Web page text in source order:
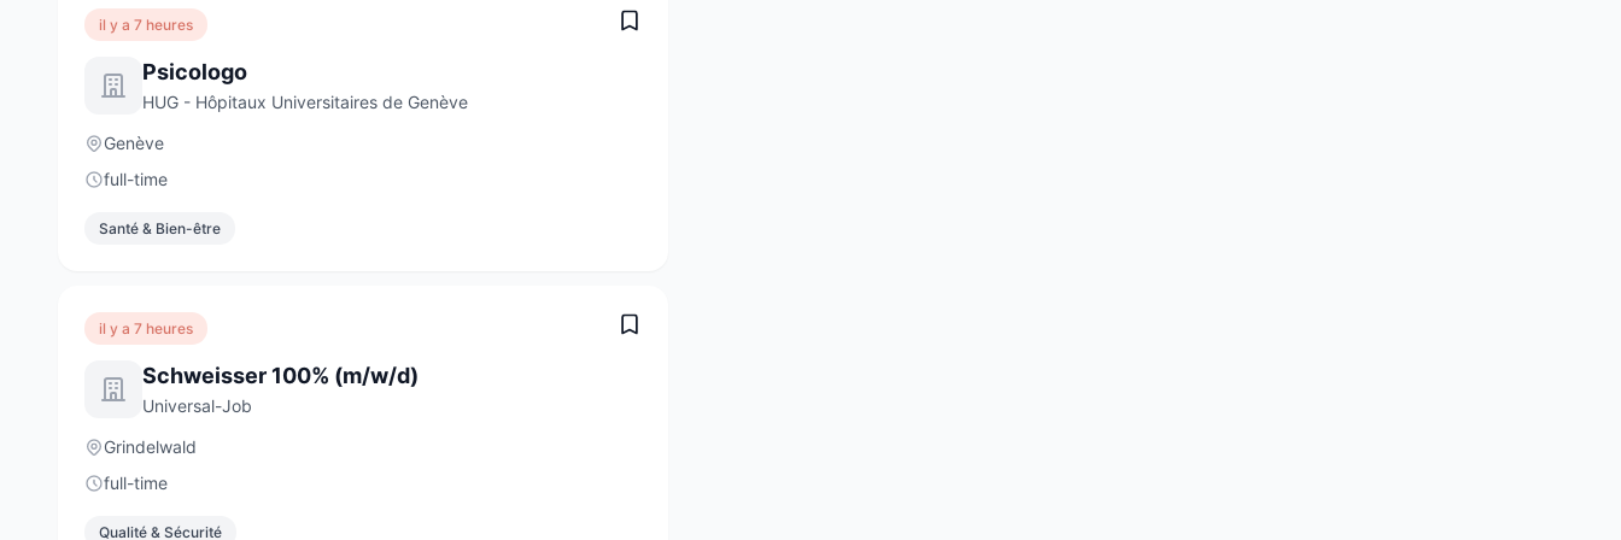
il y a 7 heures
Psicologo
HUG - Hôpitaux Universitaires de Genève
Genève
full-time
Santé & Bien-être
il y a 7 heures
Schweisser 100% (m/w/d)
Universal-Job
Grindelwald
full-time
Qualité & Sécurité